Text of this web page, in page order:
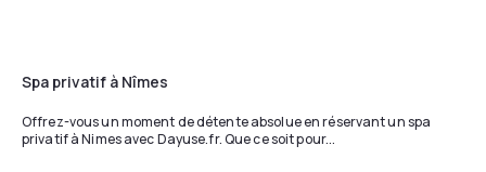
Spa privatif à Nîmes
Offrez-vous un moment de détente absolue en réservant un spa
privatif à Nimes avec Dayuse.fr. Que ce soit pour...